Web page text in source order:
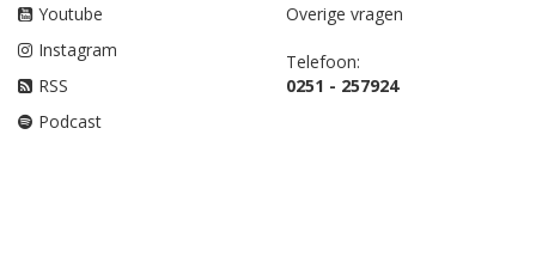
Youtube
Instagram
RSS
Podcast
Overige vragen
Telefoon:
0251 - 257924